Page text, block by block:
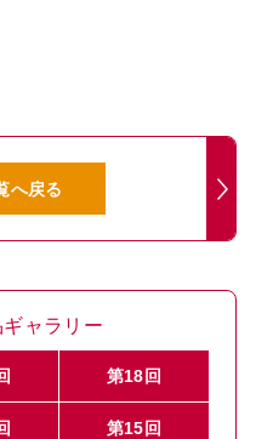
へ戻る
ャラリー
第18回
第15回